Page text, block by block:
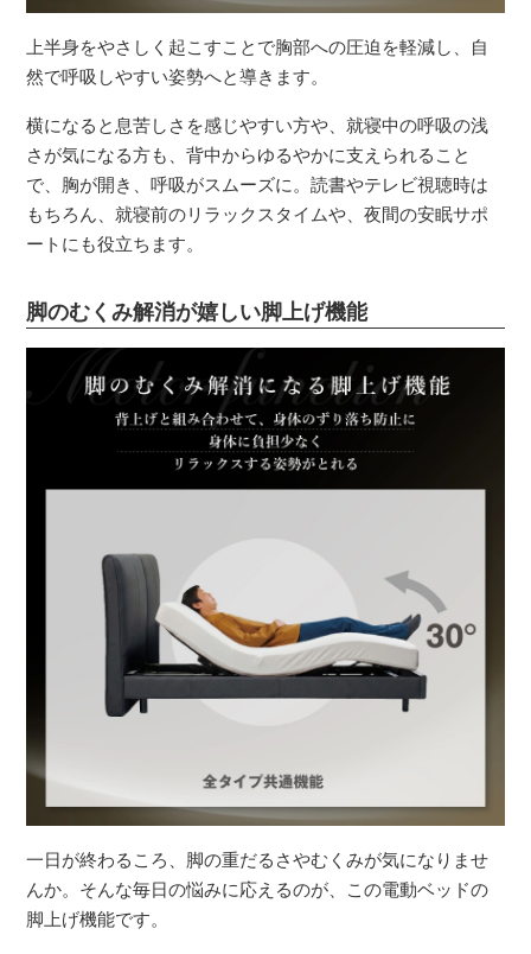
上半身をやさしく起こすことで胸部への圧迫を軽減し、自
然で呼吸しやすい姿勢へと導きます。
横になると息苦しさを感じやすい方や、就寝中の呼吸の浅
さが気になる方も、背中からゆるやかに支えられること
で、胸が開き、呼吸がスムーズに。読書やテレビ視聴時は
もちろん、就寝前のリラックスタイムや、夜間の安眠サポ
ートにも役立ちます。
脚のむくみ解消が嬉しい脚上げ機能
一日が終わるころ、脚の重だるさやむくみが気になりませ
んか。そんな毎日の悩みに応えるのが、この電動ベッドの
脚上げ機能です。